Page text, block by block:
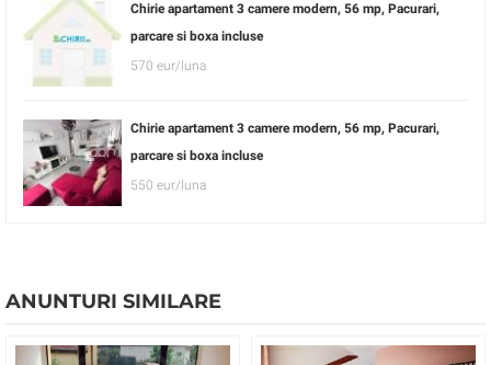
Chirie apartament 3 camere modern, 56 mp, Pacurari,
parcare si boxa incluse
570 eur/luna
Chirie apartament 3 camere modern, 56 mp, Pacurari,
parcare si boxa incluse
550 eur/luna
ANUNTURI SIMILARE